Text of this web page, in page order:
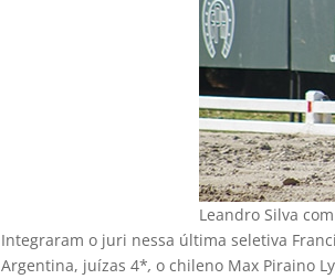
Leandro Silva
Integraram o juri nessa última seletiva
Argentina, juízas 4*, o chileno Max Piraino